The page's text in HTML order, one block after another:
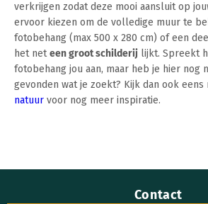
verkrijgen zodat deze mooi aansluit op
ervoor kiezen om de volledige muur te
fotobehang (max 500 x 280 cm) of een
het neteen groot schilderij lijkt. Spreekt
fotobehang jou aan, maar heb je hier nog
gevonden wat je zoekt? Kijk dan ook eens
natuur voor nog meer inspiratie.
Contact